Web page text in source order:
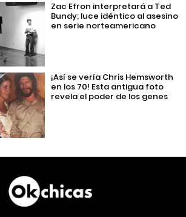
Zac Efron interpretará a Ted
Bundy; luce idéntico al asesino
en serie norteamericano
¡Así se vería Chris Hemsworth
en los 70! Esta antigua foto
revela el poder de los genes